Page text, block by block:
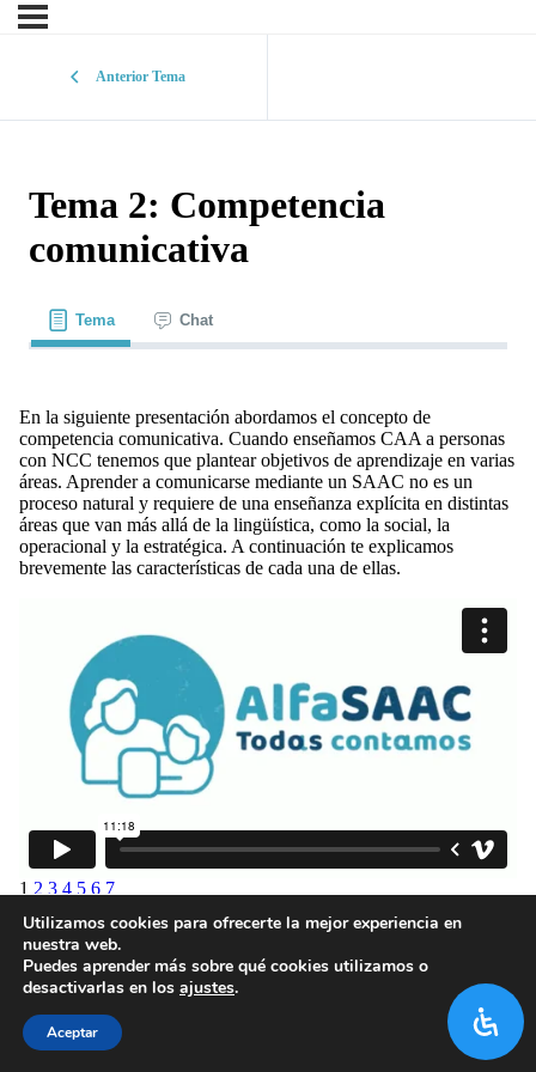
Anterior Tema
Tema 2: Competencia
comunicativa
Tema Chat
En la siguiente presentación abordamos el concepto de
competencia comunicativa. Cuando enseñamos CAA a personas
con NCC tenemos que plantear objetivos de aprendizaje en varias
áreas. Aprender a comunicarse mediante un SAAC no es un
proceso natural y requiere de una enseñanza explícita en distintas
áreas que van más allá de la lingüística, como la social, la
operacional y la estratégica. A continuación te explicamos
brevemente las características de cada una de ellas.
1 2 3 4 5 6 7
Utilizamos cookies para ofrecerte la mejor experiencia en
nuestra web.
Puedes aprender más sobre qué cookies utilizamos o
desactivarlas en los ajustes.
Aceptar